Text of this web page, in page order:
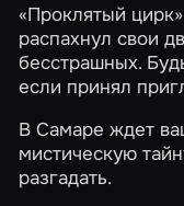
«Проклятый цирк»
распахнул свои
бесстрашных.
если принял
В Самаре ждет
мистическую
разгадать.